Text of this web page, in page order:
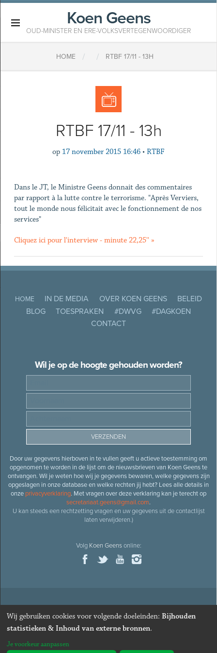
Koen Geens
OUD-MINISTER EN ERE-VOLKSVERTEGENWOORDIGER
HOME / / RTBF 17/11 - 13H
RTBF 17/11 - 13h
op 17 november 2015 16:46 • RTBF
Dans le JT, le Ministre Geens donnait des commentaires
par rapport à la lutte contre le terrorisme. "Après Verviers,
tout le monde nous félicitait avec le fonctionnement de nos
services"
Cliquez ici pour l'interview - minute 22,25'' »
HOME IN DE MEDIA OVER KOEN GEENS
BELEID
BLOG
TOESPRAKEN #DWVG
#DAGKOEN
CONTACT
Wil je op de hoogte gehouden worden?
Door uw gegevens hierboven in te vullen geeft u actieve toestemming om
opgenomen te worden in de lijst om de nieuwsbrieven van Koen Geens te
ontvangen. Wil je weten hoe wij je gegevens bewaren, welke gegevens zijn
opgeslagen in onze database en welke rechten jij hebt? Lees alle details in
onze privacyverklaring. Met vragen over deze verklaring kan je terecht op
secretariaat.geens@gmail.com.
U kan steeds een rechtzetting vragen en uw gegevens uit de contactlijst
laten verwijderen.)
Volg Koen Geensonline:
© 2026Oud-minister en ere-volksvertegenwoordiger Koen
· Alle rechten voorbehouden · Cookies wijzigen
Webdesign&website ontwikkelingdoor Zenjoy in Leuven
Wij gebruiken cookies voor volgende doeleinden: Bijhouden
statistieken & Inhoud van externe bronnen.
Je voorkeur aanpassen